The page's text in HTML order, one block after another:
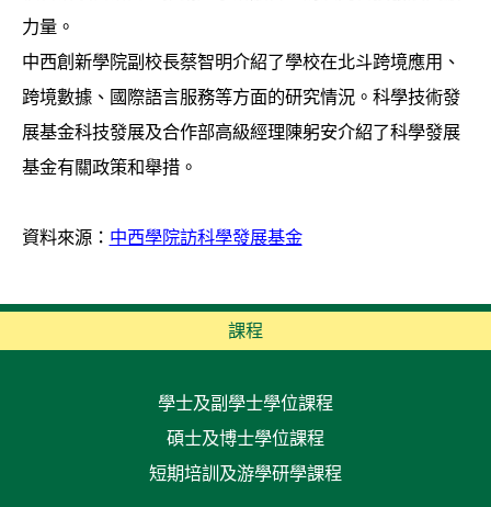
力量。
中西創新學院副校長蔡智明介紹了學校在北斗跨境應用、
跨境數據、國際語言服務等方面的研究情況。科學技術發
展基金科技發展及合作部高級經理陳躬安介紹了科學發展
基金有關政策和舉措。
資料來源： 中西學院訪科學發展基金
課程
學士及副學士學位課程
碩士及博士學位課程
短期培訓及游學研學課程